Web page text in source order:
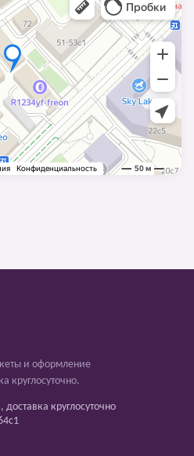
и оформление
круглосуточно.
круглосуточно